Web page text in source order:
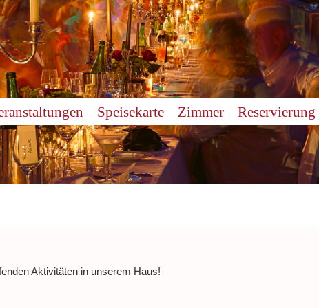
Speisekarte Zimmer Reservierung
Aktivitäten in unserem Haus!